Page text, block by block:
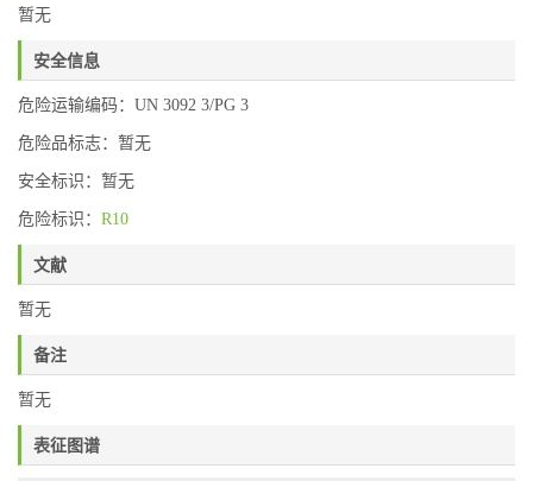
暂无
安全信息
危险运输编码：UN 3092 3/PG 3
危险品标志：暂无
安全标识：暂无
危险标识： R10
文献
暂无
备注
暂无
表征图谱